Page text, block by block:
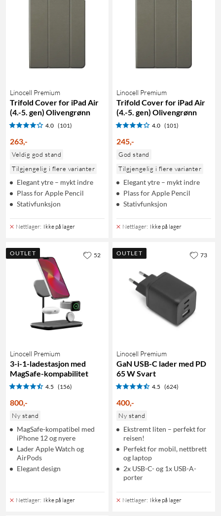
Linocell Premium
Trifold Cover for iPad Air
(4.-5. gen) Olivengrønn
4.0 (101)
263,-
Veldig god stand
Tilgjengelig i flere varianter
Elegant ytre – mykt indre
Plass for Apple Pencil
Stativfunksjon
Nettlager: Ikke på lager
Linocell Premium
Trifold Cover for iPad Air
(4.-5. gen) Olivengrønn
4.0 (101)
245,-
God stand
Tilgjengelig i flere varianter
Elegant ytre – mykt indre
Plass for Apple Pencil
Stativfunksjon
Nettlager: Ikke på lager
OUTLET
Linocell Premium
3-i-1-ladestasjon med
MagSafe-kompabilitet
4.5 (156)
800,-
Ny stand
MagSafe-kompatibel med
iPhone 12 og nyere
Lader Apple Watch og
AirPods
Elegant design
Nettlager: Ikke på lager
52 OUTLET
Linocell Premium
GaN USB-C lader med PD
65 W Svart
4.5 (624)
400,-
Ny stand
Ekstremt liten – perfekt for
reisen!
Perfekt for mobil, nettbrett
og laptop
2x USB-C- og 1x USB-A-
porter
Nettlager: Ikke på lager
73